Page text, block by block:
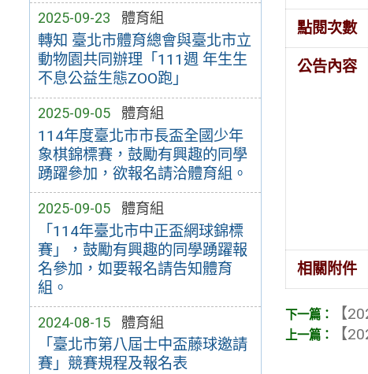
2025-09-23 體育組
轉知 臺北市體育總會與臺北市立
動物園共同辦理「111週 年生生
不息公益生態ZOO跑」
2025-09-05 體育組
114年度臺北市市長盃全國少年
象棋錦標賽，鼓勵有興趣的同學
踴躍參加，欲報名請洽體育組。
2025-09-05 體育組
「114年臺北市中正盃網球錦標
賽」，鼓勵有興趣的同學踴躍報
名參加，如要報名請告知體育
組。
2024-08-15 體育組
「臺北市第八屆士中盃藤球邀請
賽」競賽規程及報名表
點閱次數
公告內容
相關附件
【
【